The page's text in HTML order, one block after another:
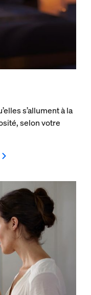
s’allument à la
selon votre